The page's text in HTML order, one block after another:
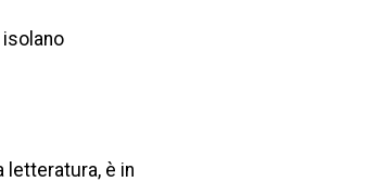
isolano
letteratura, è in